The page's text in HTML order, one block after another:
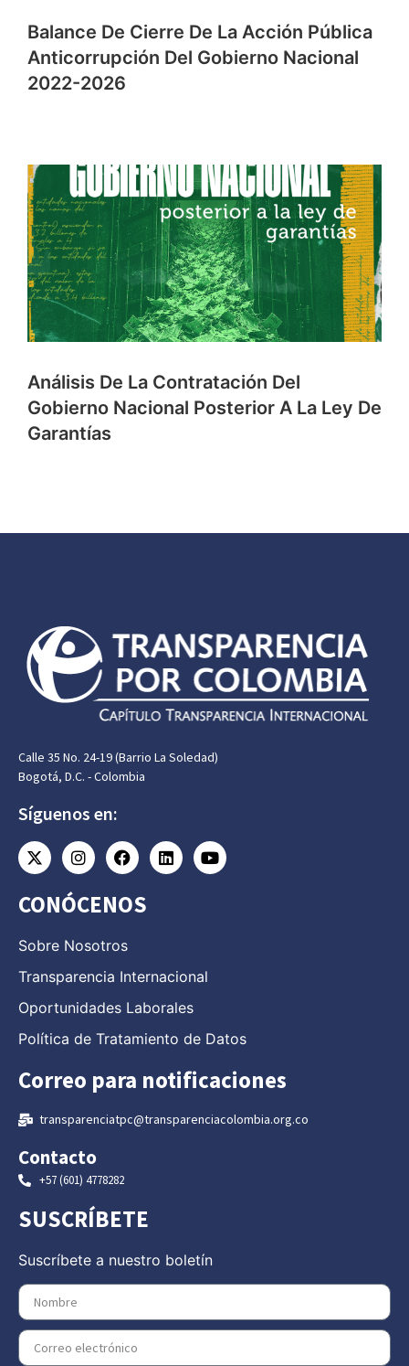
Balance De Cierre De La Acción Pública
Anticorrupción Del Gobierno Nacional
2022-2026
Análisis De La Contratación Del
Gobierno Nacional Posterior A La Ley De
Garantías
Calle 35 No. 24-19 (Barrio La Soledad)
Bogotá, D.C. - Colombia
Síguenos en:
CONÓCENOS
Sobre Nosotros
Transparencia Internacional
Oportunidades Laborales
Política de Tratamiento de Datos
Correo para notificaciones
transparenciatpc@transparenciacolombia.org.co
Contacto
+57 (601) 4778282
SUSCRÍBETE
Suscríbete a nuestro boletín